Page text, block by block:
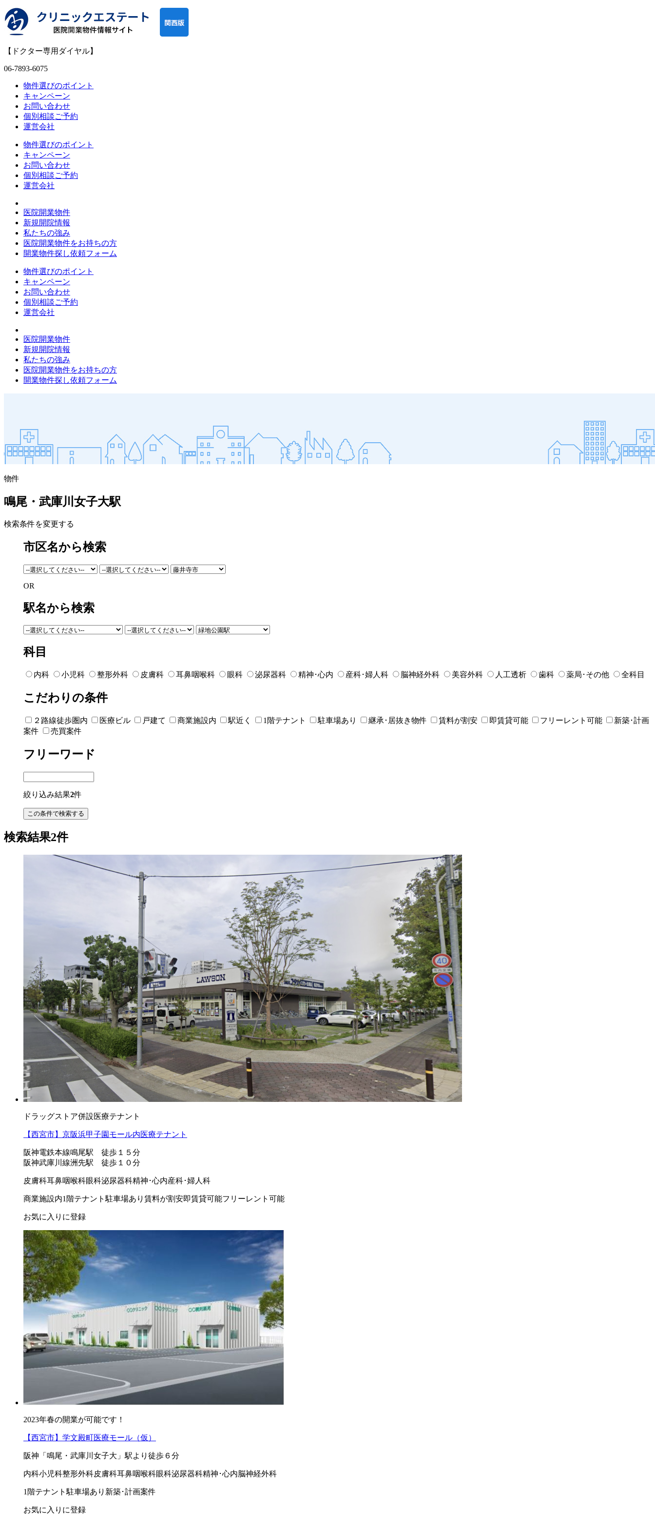
【ドクター専用ダイヤル】
06-7893-6075
物件選びのポイント
キャンペーン
お問い合わせ
個別相談ご予約
運営会社
物件選びのポイント
キャンペーン
お問い合わせ
個別相談ご予約
運営会社
医院開業物件
新規開院情報
私たちの強み
医院開業物件をお持ちの方
開業物件探し依頼フォーム
物件選びのポイント
キャンペーン
お問い合わせ
個別相談ご予約
運営会社
医院開業物件
新規開院情報
私たちの強み
医院開業物件をお持ちの方
開業物件探し依頼フォーム
物件
鳴尾・武庫川女子大駅
検索条件を変更する
市区名から検索
OR
駅名から検索
科目
内科 小児科 整形外科 皮膚科 耳鼻咽喉科 眼科 泌尿器科 精神･心内 産科･婦人科 脳神経外科 美容外科 人工透析 歯科 薬局･その他 全科目
こだわりの条件
２路線徒歩圏内 医療ビル 戸建て 商業施設内 駅近く 1階テナント 駐車場あり 継承･居抜き物件 賃料が割安 即賃貸可能 フリーレント可能
新築･計画
案件
売買案件
フリーワード
絞り込み結果2件
検索結果2件
ドラッグストア併設医療テナント
【西宮市】京阪浜甲子園モール内医療テナント
阪神電鉄本線鳴尾駅 徒歩１５分
阪神武庫川線洲先駅 徒歩１０分
皮膚科耳鼻咽喉科眼科泌尿器科精神･心内産科･婦人科
商業施設内1階テナント 駐車場あり 賃料が割安即賃貸可能フリーレント可能
お気に入りに登録
2023年春の開業が可能です！
【西宮市】学文殿町医療モール（仮）
阪神「鳴尾・武庫川女子大」駅より徒歩６分
内科小児科整形外科皮膚科耳鼻咽喉科眼科泌尿器科精神･心内 脳神経外科
1階テナント 駐車場あり 新築･計画案件
お気に入りに登録